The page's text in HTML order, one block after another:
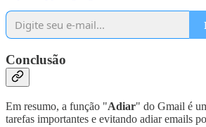
Conclusão
Em resumo, a função "Adiar" do Gmail é
tarefas importantes e evitando adiar emails